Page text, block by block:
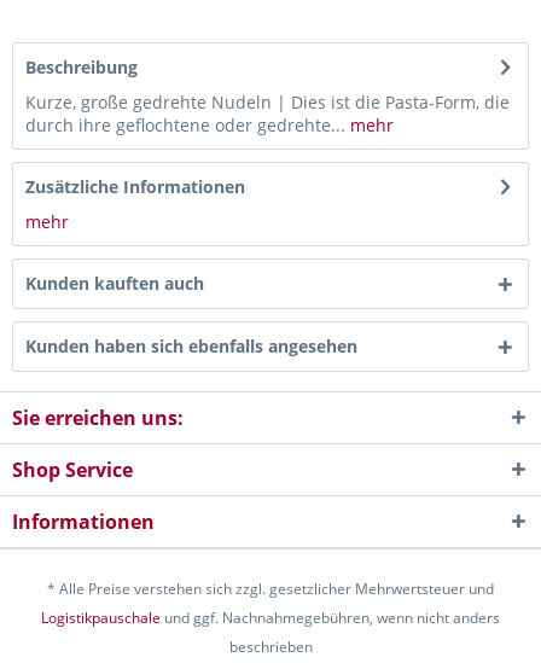
Beschreibung
Kurze, große gedrehte Nudeln | Dies ist die Pasta-Form, die
durch ihre geflochtene oder gedrehte... mehr
Zusätzliche Informationen
mehr
Kunden kauften auch
Kunden haben sich ebenfalls angesehen
Sie erreichen uns:
Shop Service
Informationen
* Alle Preise verstehen sich zzgl. gesetzlicher Mehrwertsteuer und
Logistikpauschale und ggf. Nachnahmegebühren, wenn nicht anders
beschrieben